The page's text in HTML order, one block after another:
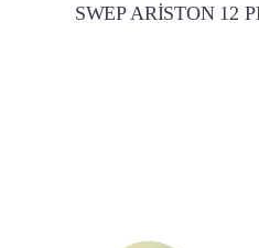
SWEP ARİSTON 12